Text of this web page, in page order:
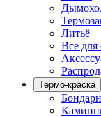
Литьё
Все для
Термо-краска